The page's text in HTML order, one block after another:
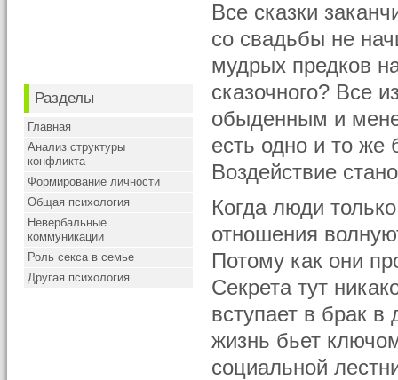
Разделы
Главная
Анализ структуры
конфликта
Формирование личности
Общая психология
Невербальные
коммуникации
Роль секса в семье
Другая психология
Все сказки
со свадьбы не
мудрых предков
сказочного? Все
обыденным и
есть одно и то же
Воздействие
Когда люди
отношения
Потому как они
Секрета тут
вступает в брак
жизнь бьет
социальной